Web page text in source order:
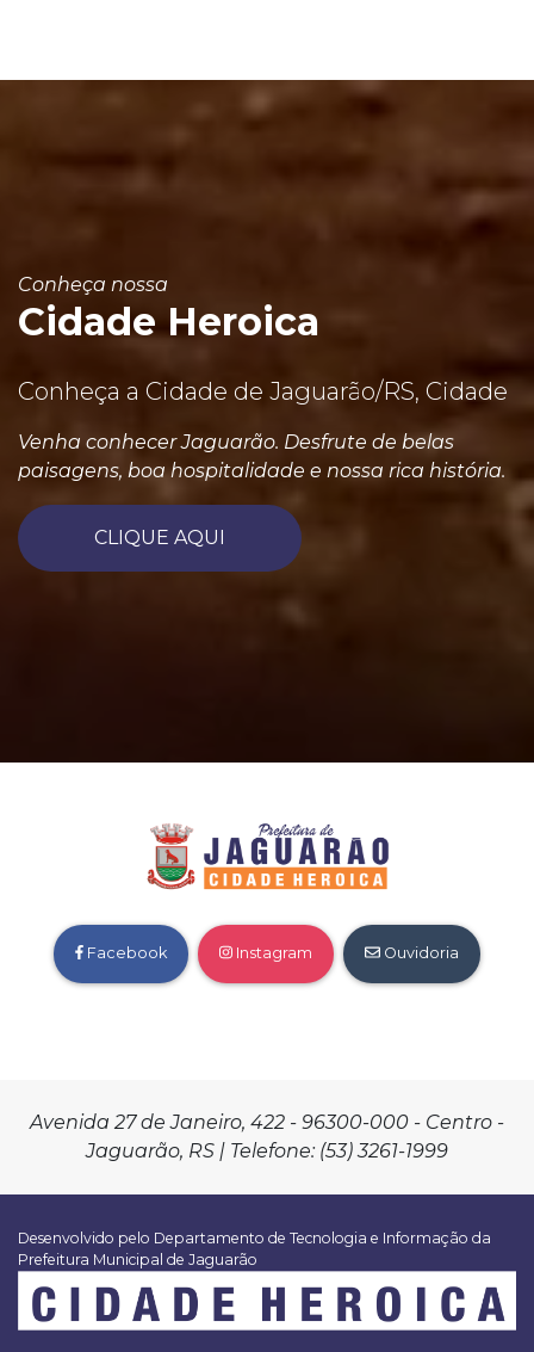
Conheça nossa
Cidade Heroica
Conheça a Cidade de Jaguarão/RS, Cidade
Venha conhecer Jaguarão. Desfrute de belas
paisagens, boa hospitalidade e nossa rica história.
CLIQUE AQUI
Facebook Instagram Ouvidoria
Avenida 27 de Janeiro, 422 - 96300-000 - Centro -
Jaguarão, RS | Telefone: (53) 3261-1999
Desenvolvido pelo Departamento de Tecnologia e Informação da
Prefeitura Municipal de Jaguarão